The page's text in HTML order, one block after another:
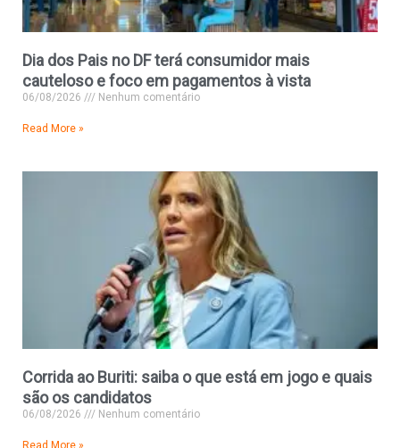
Dia dos Pais no DF terá consumidor mais
cauteloso e foco em pagamentos à vista
06/08/2026 Nenhum comentário
Read More »
Corrida ao Buriti: saiba o que está em jogo e quais
são os candidatos
06/08/2026 Nenhum comentário
Read More »